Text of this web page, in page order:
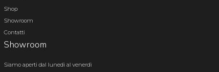
Shop
Showroom
Contatti
Showroom
Siamo aperti dal lunedì al venerdì